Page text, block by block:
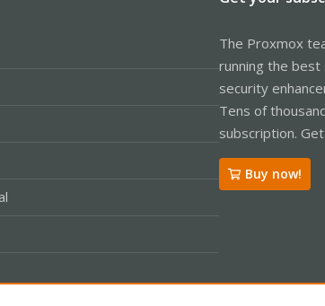
The Proxmox
running the
security
Tens of
subscription.
Buy now!